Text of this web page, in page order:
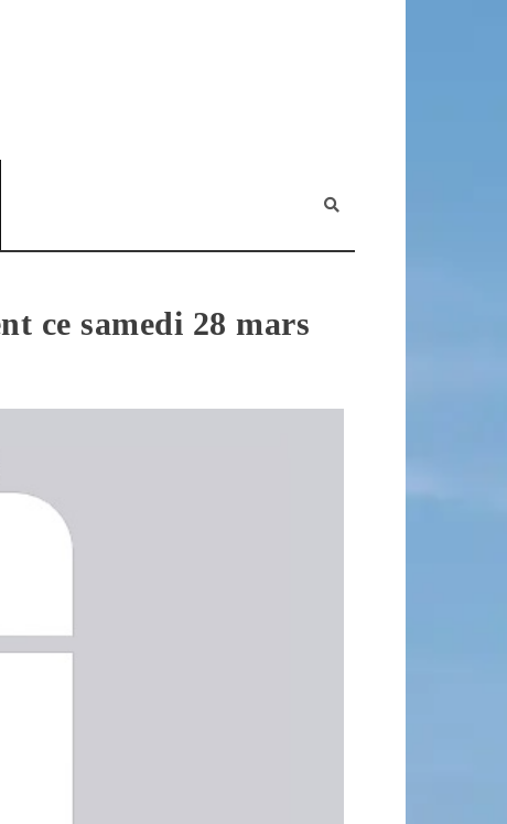
ce samedi 28 mars